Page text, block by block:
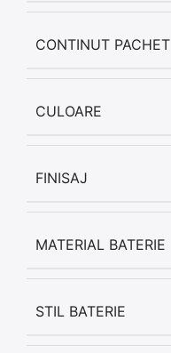
CONTINUT PACHET
CULOARE
FINISAJ
MATERIAL BATERIE
STIL BATERIE